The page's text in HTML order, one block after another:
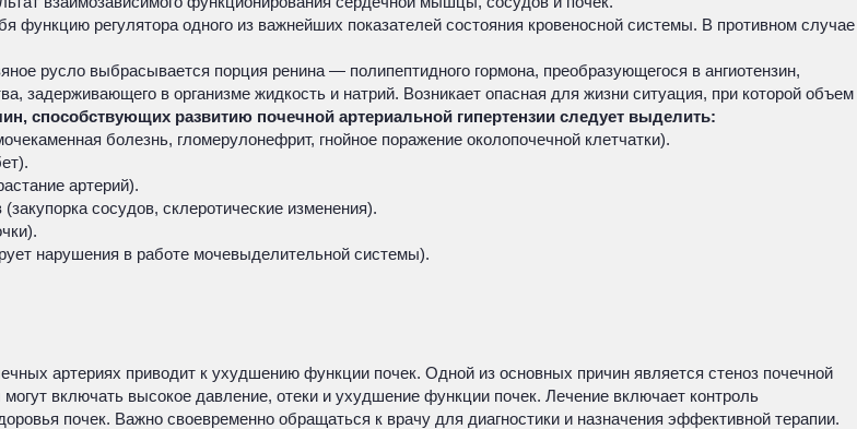
регулятора одного из важнейших показателей состояния кровеносной системы. В противном случае
русло выбрасывается порция ренина — полипептидного гормона, преобразующегося в ангиотензин,
задерживающего в организме жидкость и натрий. Возникает опасная для жизни ситуация, при которой объем
способствующих развитию почечной артериальной гипертензии следует выделить:
болезнь, гломерулонефрит, гнойное поражение околопочечной клетчатки).
артерий).
сосудов, склеротические изменения).
нарушения в работе мочевыделительной системы).
артериях приводит к ухудшению функции почек. Одной из основных причин является стеноз почечной
включать высокое давление, отеки и ухудшение функции почек. Лечение включает контроль
почек. Важно своевременно обращаться к врачу для диагностики и назначения эффективной терапии.